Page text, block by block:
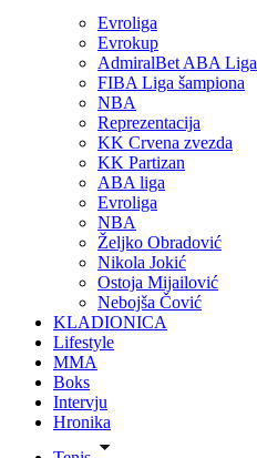
Evroliga
Evrokup
AdmiralBet ABA Liga
FIBA Liga šampiona
NBA
Reprezentacija
KK Crvena zvezda
KK Partizan
ABA liga
Evroliga
NBA
Željko Obradović
Nikola Jokić
Ostoja Mijailović
Nebojša Čović
KLADIONICA
Lifestyle
MMA
Boks
Intervju
Hronika